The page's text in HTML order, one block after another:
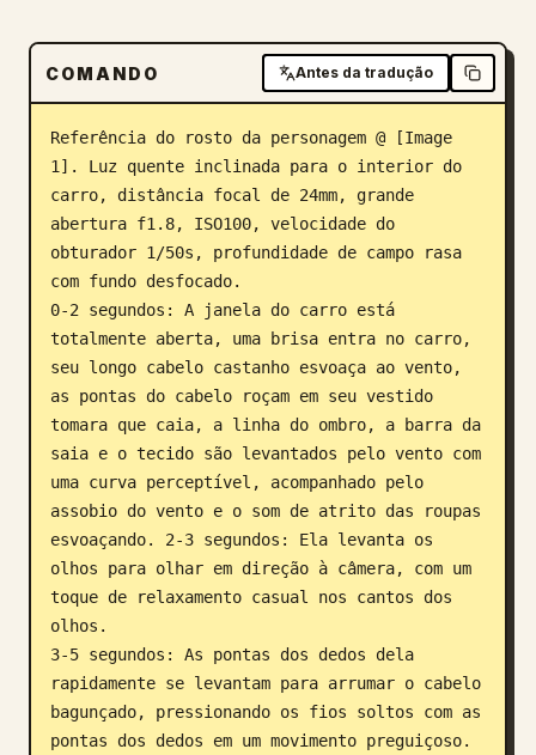
COMANDO Antes da tradução
Referência do rosto da personagem @ [Image
1]. Luz quente inclinada para o interior do
carro, distância focal de 24mm, grande
abertura f1.8, ISO100, velocidade do
obturador 1/50s, profundidade de campo rasa
com fundo desfocado.
0-2 segundos: A janela do carro está
totalmente aberta, uma brisa entra no carro,
seu longo cabelo castanho esvoaça ao vento,
as pontas do cabelo roçam em seu vestido
tomara que caia, a linha do ombro, a barra da
saia e o tecido são levantados pelo vento com
uma curva perceptível, acompanhado pelo
assobio do vento e o som de atrito das roupas
esvoaçando. 2-3 segundos: Ela levanta os
olhos para olhar em direção à câmera, com um
toque de relaxamento casual nos cantos dos
olhos.
3-5 segundos: As pontas dos dedos dela
rapidamente se levantam para arrumar o cabelo
bagunçado, pressionando os fios soltos com as
pontas dos dedos em um movimento preguiçoso.